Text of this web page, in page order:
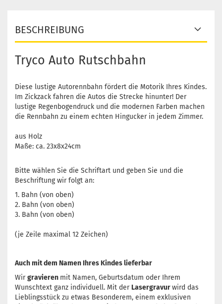
BESCHREIBUNG
Tryco Auto Rutschbahn
Diese lustige Autorennbahn fördert die Motorik Ihres Kindes.
Im Zickzack fahren die Autos die Strecke hinunter! Der
lustige Regenbogendruck und die modernen Farben machen
die Rennbahn zu einem echten Hingucker in jedem Zimmer.
aus Holz
Maße: ca. 23x8x24cm
Bitte wählen Sie die Schriftart und geben Sie und die
Beschriftung wir folgt an:
1. Bahn (von oben)
2. Bahn (von oben)
3. Bahn (von oben)
(je Zeile maximal 12 Zeichen)
Auch mit dem Namen Ihres Kindes lieferbar
Wirgravieren mit Namen, Geburtsdatum oder Ihrem
Wunschtext ganz individuell. Mit der Lasergravurwird das
Lieblingsstück zu etwas Besonderem, einem exklusiven